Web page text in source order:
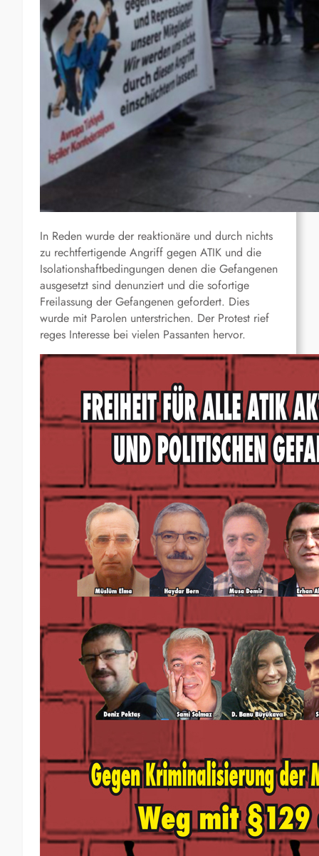
In Reden wurde der reaktionäre und durch nichts
zu rechtfertigende Angriff gegen ATIK und die
Isolationshaftbedingungen denen die Gefangenen
ausgesetzt sind denunziert und die sofortige
Freilassung der Gefangenen gefordert. Dies
wurde mit Parolen unterstrichen. Der Protest rief
reges Interesse bei vielen Passanten hervor.